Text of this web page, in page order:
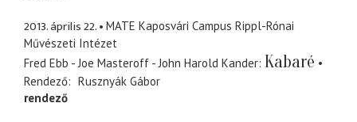
2013. április 22.
MATE Kaposvári Campus Rippl-Rónai
Művészeti Intézet
Fred Ebb - Joe Masteroff - John Harold Kander Kabaré
Rendező
Rusznyák Gábor
rendező